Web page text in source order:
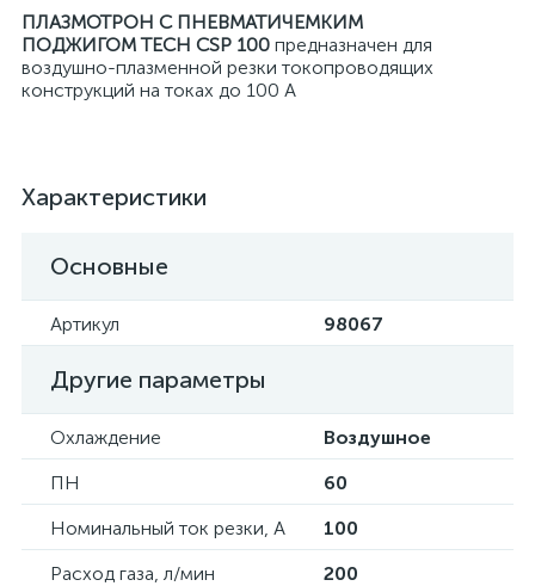
ПЛАЗМОТРОН С ПНЕВМАТИЧЕМКИМ
ПОДЖИГОМ TECH CSP 100 предназначен для
воздушно-плазменной резки токопроводящих
конструкций на токах до 100 А
Характеристики
Основные
Артикул 98067
Другие параметры
Охлаждение
Воздушное
ПН
60
Номинальный ток резки, А
100
Расход газа, л/мин
200